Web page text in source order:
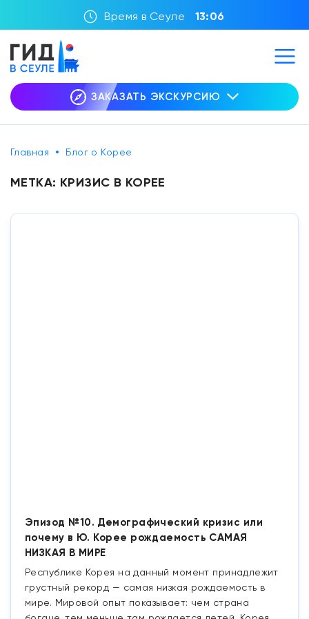
Время в Сеуле 13:06
ЗАКАЗАТЬ ЭКСКУРСИЮ
Главная Блог о Корее
МЕТКА: КРИЗИС В КОРЕЕ
Эпизод №10. Демографический кризис или
почему в Ю. Корее рождаемость САМАЯ
НИЗКАЯ В МИРЕ
Республике Корея на данный момент принадлежит
грустный рекорд — самая низкая рождаемость в
мире. Мировой опыт показывает: чем страна